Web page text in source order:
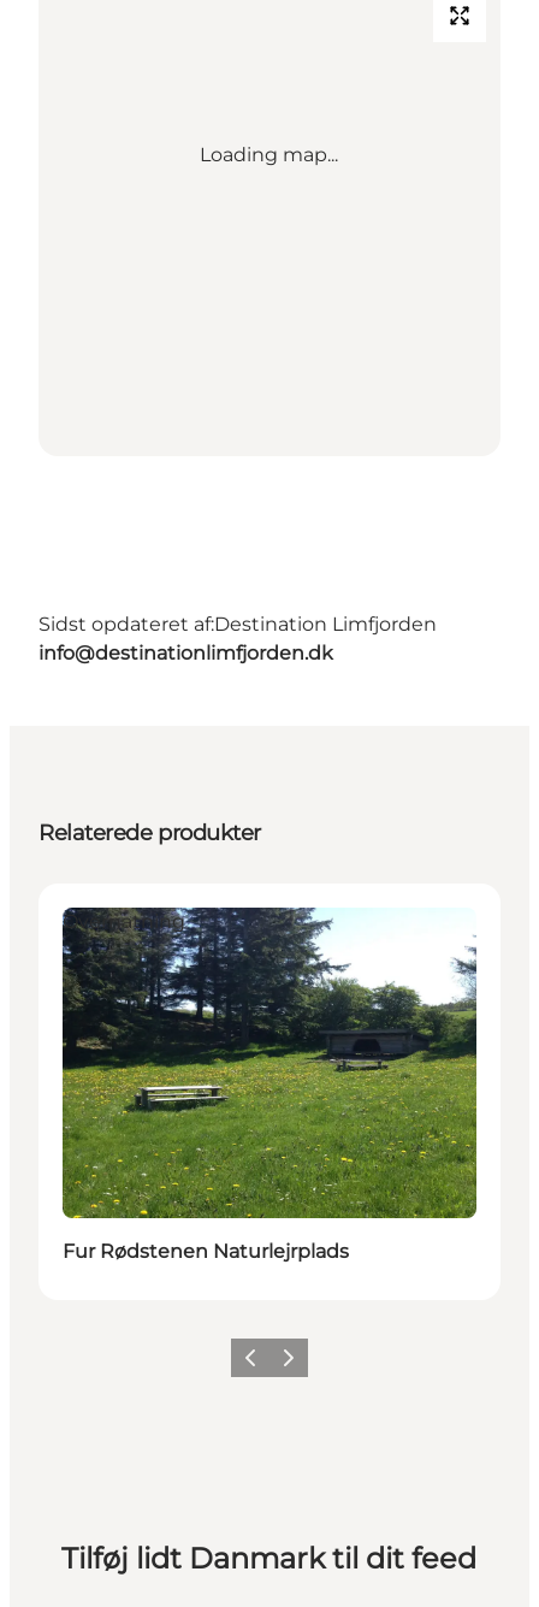
Loading map...
Sidst opdateret af:Destination Limfjorden
info@destinationlimfjorden.dk
Relaterede produkter
Overnatning
Fur Rødstenen Naturlejrplads
ForrigeNæste
Tilføj lidt Danmark til dit feed